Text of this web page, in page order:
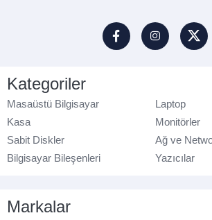
Kategoriler
Masaüstü Bilgisayar
Laptop
Kasa
Monitörler
Sabit Diskler
Ağ ve
Bilgisayar Bileşenleri
Yazıcılar
Markalar